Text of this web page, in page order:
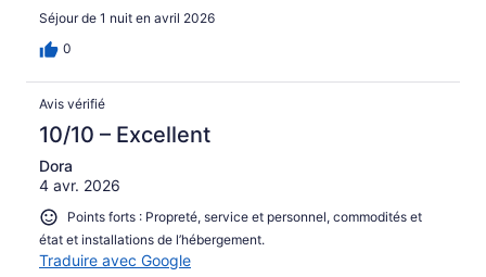
Séjour de 1 nuit en avril 2026
0
Avis vérifié
10/10 – Excellent
Dora
4 avr. 2026
Points forts : Propreté, service et personnel, commodités et
état et installations de l’hébergement.
Traduire avec Google